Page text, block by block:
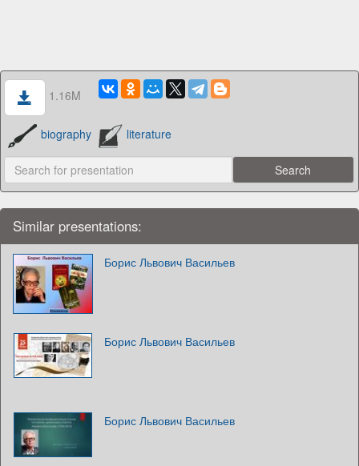
1.16M
biography literature
Similar presentations:
Борис Львович Васильев
Борис Львович Васильев
Борис Львович Васильев